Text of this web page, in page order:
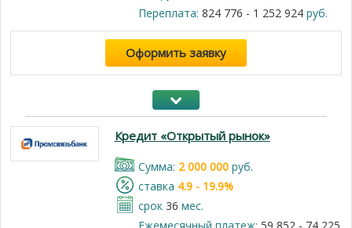
Переплата: 824 776 - 1 252 924руб.
Оформить заявку
Кредит «Открытый рынок»
Cумма: 2 000 000руб.
cтавка 4.9 - 19.9%
срок 36 мес.